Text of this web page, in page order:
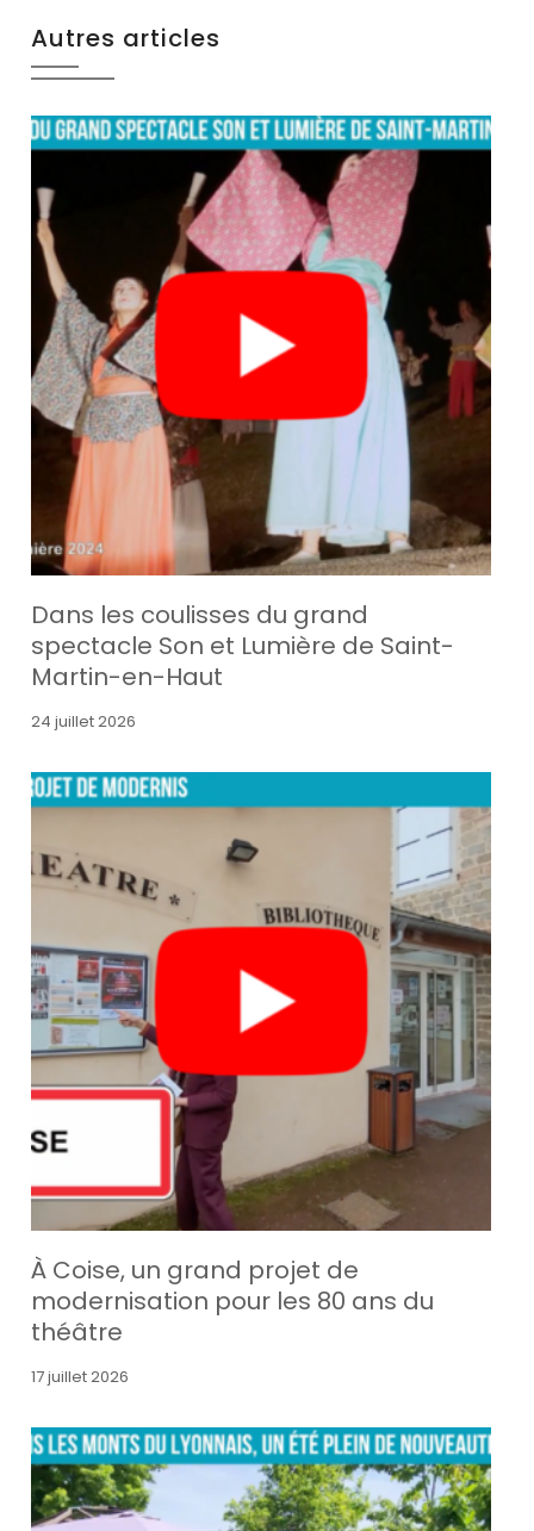
Autres articles
Dans les coulisses du grand
spectacle Son et Lumière de Saint-
Martin-en-Haut
24 juillet 2026
À Coise, un grand projet de
modernisation pour les 80 ans du
théâtre
17 juillet 2026